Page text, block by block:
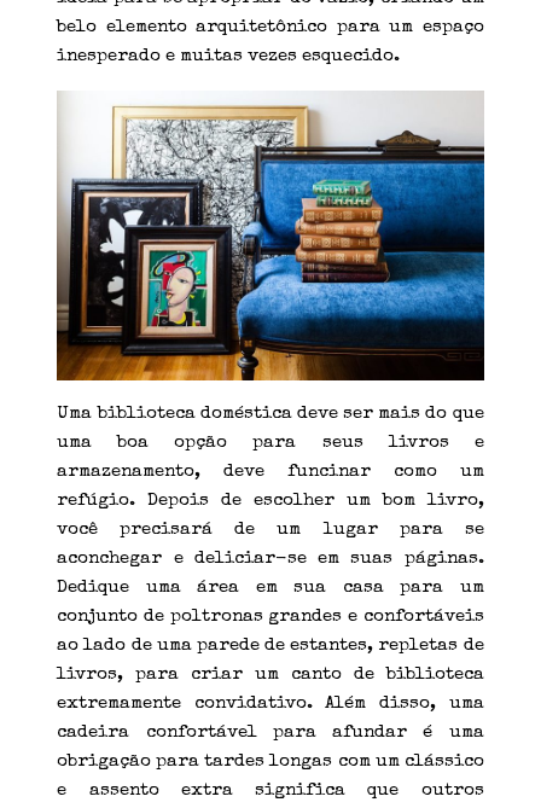
belo elemento arquitetônico para um espaço
inesperado e muitas vezes esquecido.
Uma biblioteca doméstica deve ser mais do que
uma boa opção para seus livros e
armazenamento, deve funcinar como um
refúgio. Depois de escolher um bom livro,
você precisará de um lugar para se
aconchegar e deliciar-se em suas páginas.
Dedique uma área em sua casa para um
conjunto de poltronas grandes e confortáveis
​​ao lado de uma parede de estantes, repletas de
livros, para criar um canto de biblioteca
extremamente convidativo. Além disso, uma
cadeira confortável para afundar é uma
obrigação para tardes longas com um clássico
e assento extra significa que outros